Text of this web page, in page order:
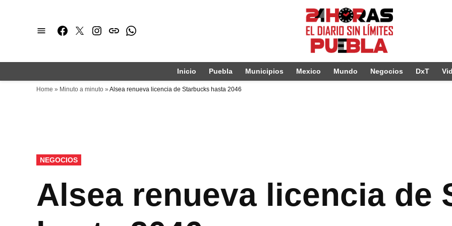
Facebook
TwitterInstagram
issuuWhatsapp
Inicio Puebla Municipios Mexico Mundo Negocios DxT
Home » Minuto a minuto » Alsea renueva licencia de Starbucks hasta 2046
PUBLICADO
EN
NEGOCIOS
Alsea renueva licencia de